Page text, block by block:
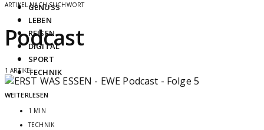
GENUSS
LEBEN
REISEN
DIGITAL
SPORT
TECHNIK
ARTIKEL NACH SUCHWORT
Podcast
1 ARTIKEL
WEITERLESEN
1 MIN
TECHNIK